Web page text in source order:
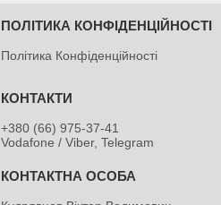
ПОЛІТИКА КОНФІДЕНЦІЙНОСТІ
Політика Конфіденційності
+380 (66) 975-37-41
Vodafone / Viber, Telegram